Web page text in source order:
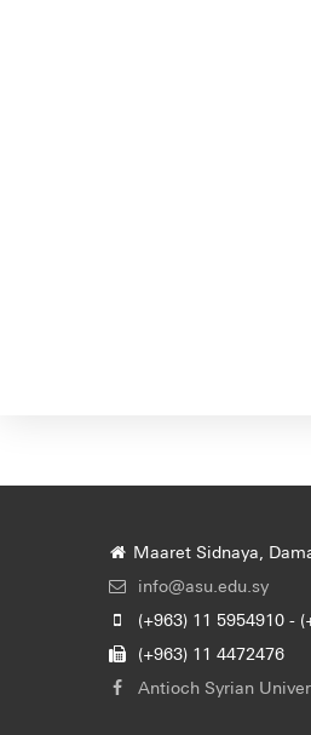
Maaret Sidnaya,
info@asu.edu.sy
(+963) 11 5954910 -
(+963) 11 4472476
Antioch Syrian